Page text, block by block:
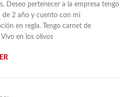
Deseo pertenecer a la empresa tengo
de 2 año y cuento con mi
en regla. Tengo carnet de
en los olivos